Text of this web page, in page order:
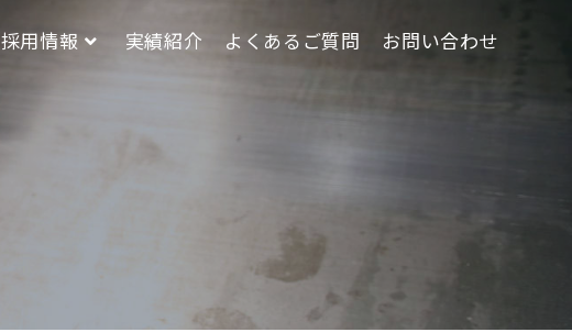
採用情報 実績紹介 よくあるご質問 お問い合わせ